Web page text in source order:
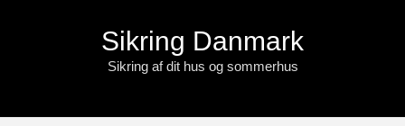
Sikring Danmark
Sikring af dit hus og sommerhus